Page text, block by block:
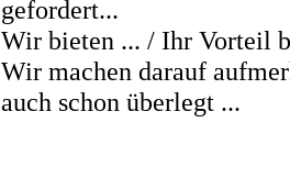
gefordert...
Wir bieten ... / Ihr Vorteil
Wir machen darauf
auch schon überlegt ...